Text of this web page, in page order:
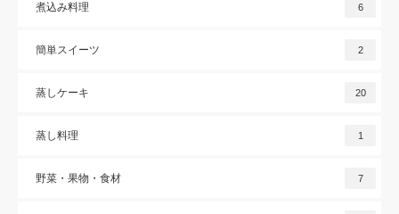
煮込み料理 6
簡単スイーツ 2
蒸しケーキ 20
蒸し料理 1
野菜・果物・食材 7